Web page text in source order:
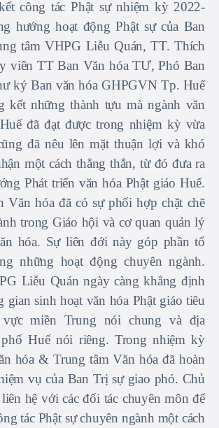
công tác Phật sự nhiệm kỳ 2022-
hướng hoạt động Phật sự của Ban
tâm VHPG Liễu Quán, TT. Thích
viên TT Ban Văn hóa TƯ, Phó Ban
ký Ban văn hóa GHPGVN Tp. Huế
kết những thành tựu mà ngành văn
đã đạt được trong nhiệm kỳ vừa
đã nêu lên mặt thuận lợi và khó
một cách thẳng thắn, từ đó đưa ra
Phát triển văn hóa Phật giáo Huế.
Văn hóa đã có sự phối hợp chặt chẽ
trong Giáo hội và cơ quan quản lý
hóa. Sự liên đới này góp phần tổ
những hoạt động chuyên ngành.
Liễu Quán ngày càng khẳng định
gian sinh hoạt văn hóa Phật giáo tiêu
miền Trung nói chung và địa
Huế nói riêng. Trong nhiệm kỳ
hóa & Trung tâm Văn hóa đã hoàn
vụ của Ban Trị sự giao phó. Chủ
hệ với các đối tác chuyên môn để
tác Phật sự chuyên ngành một cách